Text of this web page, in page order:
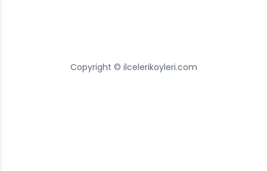
Copyright © ilcelerikoyleri.com